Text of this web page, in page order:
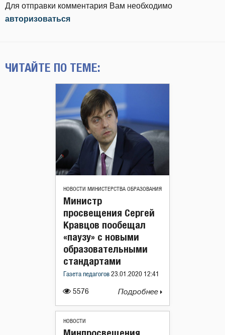
Для отправки комментария Вам необходимо
авторизоваться
ЧИТАЙТЕ ПО ТЕМЕ:
НОВОСТИ МИНИСТЕРСТВА ОБРАЗОВАНИЯ
5576
Министр
просвещения Сергей
Кравцов пообещал
«паузу» с новыми
образовательными
стандартами
Газета педагогов 23.01.2020 12:41
Подробнее
НОВОСТИ